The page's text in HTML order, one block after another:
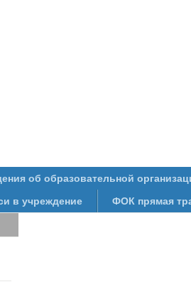
об образовательной
в учреждение
ФОК прямая